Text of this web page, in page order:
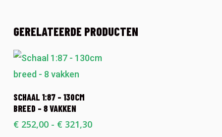
GERELATEERDE PRODUCTEN
OPTIES SELECTEREN
product
heeft
SCHAAL 1:87 – 130CM
BREED – 8 VAKKEN
€252,00 - €321,30Prijsklasse: